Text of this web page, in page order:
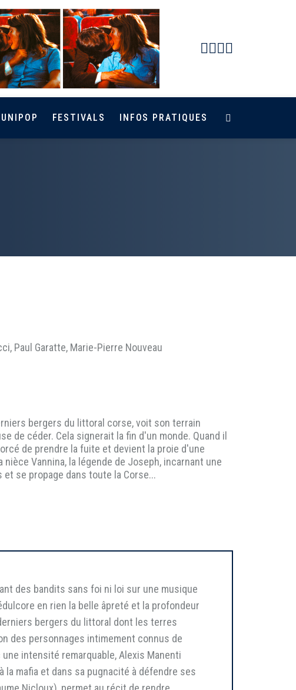
Facebook
Instagram
Youtube
Newsletter
UNIPOP FESTIVALS INFOS PRATIQUES
Paul Garatte, Marie-Pierre Nouveau
bergers du littoral corse, voit son terrain
de céder. Cela signerait la fin d'un monde. Quand il
de prendre la fuite et devient la proie d'une
Vannina, la légende de Joseph, incarnant une
se propage dans toute la Corse...
des bandits sans foi ni loi sur une musique
en rien la belle âpreté et la profondeur
bergers du littoral dont les terres
des personnages intimement connus de
intensité remarquable, Alexis Manenti
mafia et dans sa pugnacité à défendre ses